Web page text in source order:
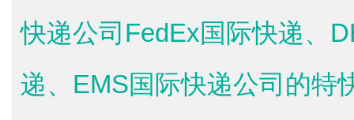
快递公司FedEx国际快递、
递、EMS国际快递公司的特